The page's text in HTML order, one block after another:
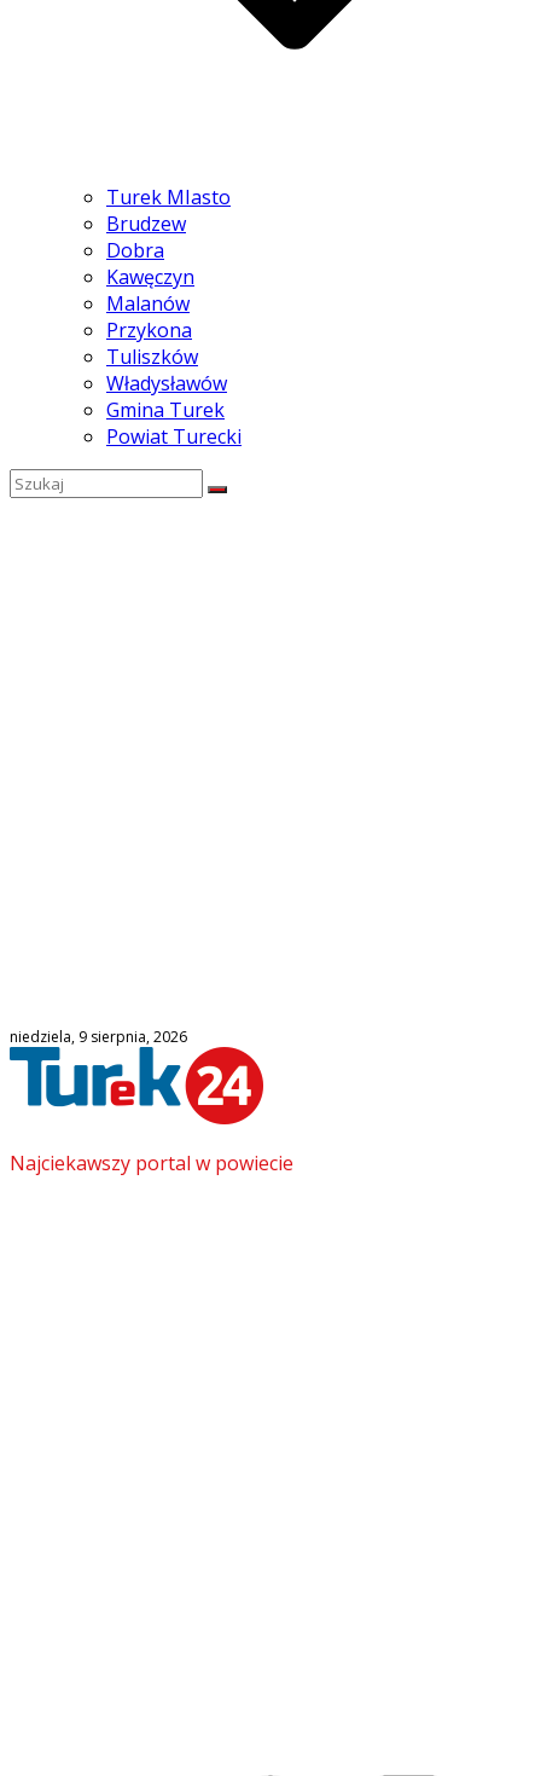
Turek MIasto
Brudzew
Dobra
Kawęczyn
Malanów
Przykona
Tuliszków
Władysławów
Gmina Turek
Powiat Turecki
niedziela, 9 sierpnia, 2026
Najciekawszy portal w powiecie